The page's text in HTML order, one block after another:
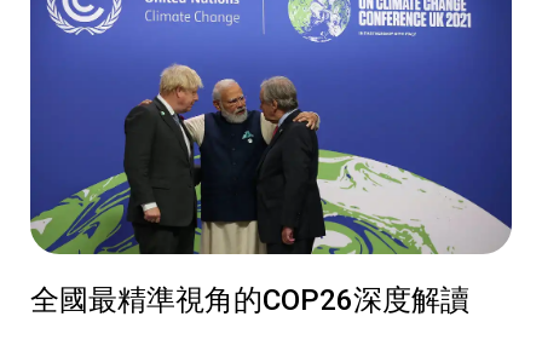
全國最精準視角的COP26深度解讀